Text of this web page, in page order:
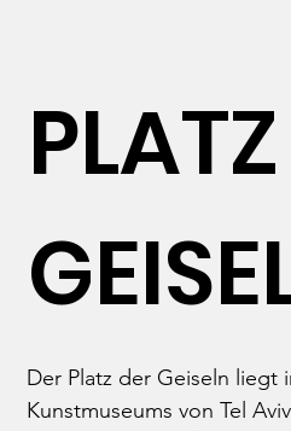
Der Platz der Geiseln liegt
Kunstmuseums von Tel